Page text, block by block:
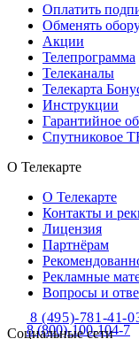
Оплатить
Обменять
Акции
Телепрограмма
Телеканалы
Телекарта
Инструкции
Гарантийное
Спутниковое
О Телекарте
О Телекарте
Контакты и
Лицензия
Партнёрам
Рекламные
Вопросы и
8 (800)-100-104-7
8 (495)-781-41-
Социальные сети